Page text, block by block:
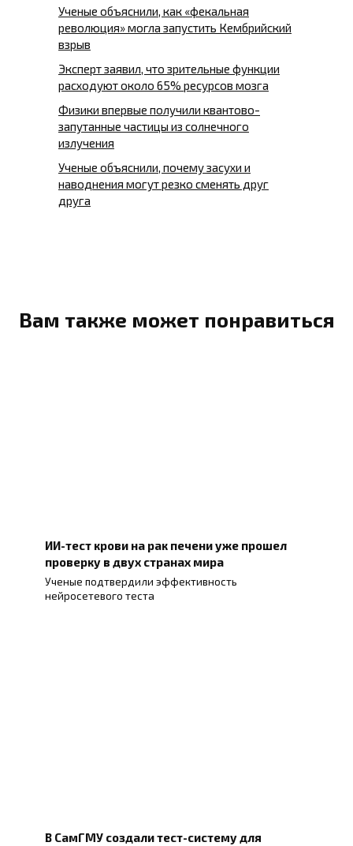
Ученые объяснили, как «фекальная
революция» могла запустить Кембрийский
взрыв
Эксперт заявил, что зрительные функции
расходуют около 65% ресурсов мозга
Физики впервые получили квантово-
запутанные частицы из солнечного
излучения
Ученые объяснили, почему засухи и
наводнения могут резко сменять друг
друга
Вам также может понравиться
ИИ-тест крови на рак печени уже прошел
проверку в двух странах мира
Ученые подтвердили эффективность
нейросетевого теста
В СамГМУ создали тест-систему для